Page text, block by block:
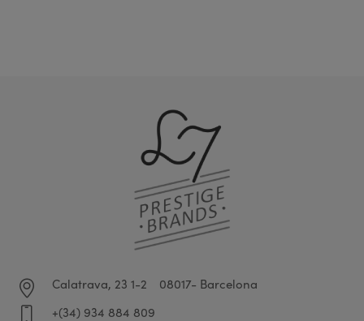
Calatrava, 23 1-2
08017- Barcelona
+(34) 934 884 809